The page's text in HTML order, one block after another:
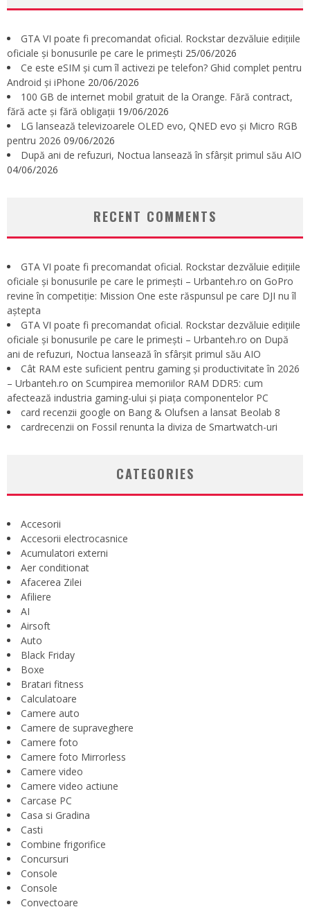
GTA VI poate fi precomandat oficial. Rockstar dezvăluie edițiile
oficiale și bonusurile pe care le primești 25/06/2026
Ce este eSIM și cum îl activezi pe telefon? Ghid complet pentru
Android și iPhone 20/06/2026
100 GB de internet mobil gratuit de la Orange. Fără contract,
fără acte și fără obligații 19/06/2026
LG lansează televizoarele OLED evo, QNED evo și Micro RGB
pentru 2026 09/06/2026
După ani de refuzuri, Noctua lansează în sfârșit primul său AIO
04/06/2026
RECENT COMMENTS
GTA VI poate fi precomandat oficial. Rockstar dezvăluie edițiile
oficiale și bonusurile pe care le primești – Urbanteh.ro on GoPro
revine în competiție: Mission One este răspunsul pe care DJI nu îl
aștepta
GTA VI poate fi precomandat oficial. Rockstar dezvăluie edițiile
oficiale și bonusurile pe care le primești – Urbanteh.ro on După
ani de refuzuri, Noctua lansează în sfârșit primul său AIO
Cât RAM este suficient pentru gaming și productivitate în 2026
– Urbanteh.ro on Scumpirea memoriilor RAM DDR5: cum
afectează industria gaming-ului și piața componentelor PC
card recenzii google on Bang & Olufsen a lansat Beolab 8
cardrecenzii on Fossil renunta la diviza de Smartwatch-uri
CATEGORIES
Accesorii
Accesorii electrocasnice
Acumulatori externi
Aer conditionat
Afacerea Zilei
Afiliere
AI
Airsoft
Auto
Black Friday
Boxe
Bratari fitness
Calculatoare
Camere auto
Camere de supraveghere
Camere foto
Camere foto Mirrorless
Camere video
Camere video actiune
Carcase PC
Casa si Gradina
Casti
Combine frigorifice
Concursuri
Console
Console
Convectoare